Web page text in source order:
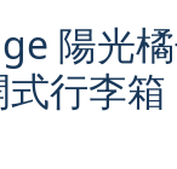
陽光
行李箱